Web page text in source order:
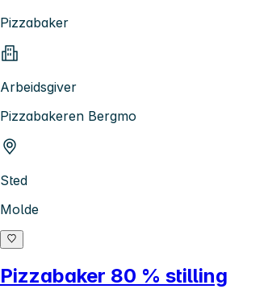
Pizzabaker
Arbeidsgiver
Pizzabakeren Bergmo
Sted
Molde
Pizzabaker 80 % stilling